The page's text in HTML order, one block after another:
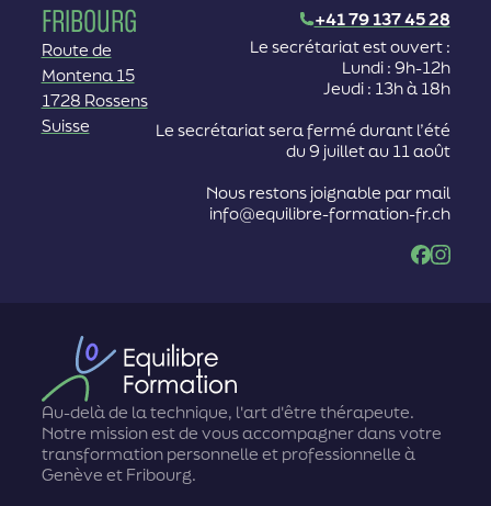
Fribourg
+41 79 137 45 28
Route de
Montena 15
1728 Rossens
Suisse
Le secrétariat est ouvert :
Lundi : 9h-12h
Jeudi : 13h à 18h
Le secrétariat sera fermé durant l’été
du 9 juillet au 11 août
Nous restons joignable par mail
info@equilibre-formation-fr.ch
Facebook
Au-delà de la technique, l'art d'être thérapeute.
Notre mission est de vous accompagner dans votre
transformation personnelle et professionnelle à
Genève et Fribourg.